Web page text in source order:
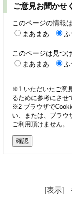
ご意見お聞かせ
このページの情報
まあまあ
ふ
このページは見つ
まあまあ
ふ
※1 いただいたご意
るために参考にさせ
※2 ブラウザで
い、または、ブラウ
ご利用頂けません。
[表示]